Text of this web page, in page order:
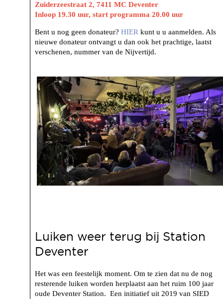
Zuiderzeestraat 2, 7411 MC Deventer
Inloop 19.30 uur, start programma 20.00 uur
Bent u nog geen donateur? HIER kunt u u aanmelden. Als
nieuwe donateur ontvangt u dan ook het prachtige, laatst
verschenen, nummer van de Nijvertijd.
Luiken weer terug bij Station
Deventer
Het was een feestelijk moment. Om te zien dat nu de nog
resterende luiken worden herplaatst aan het ruim 100 jaar
oude Deventer Station. Een initiatief uit 2019 van SIED